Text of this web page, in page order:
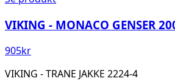
VIKING - MONACO GENSER
905kr
VIKING - TRANE JAKKE 2224-4